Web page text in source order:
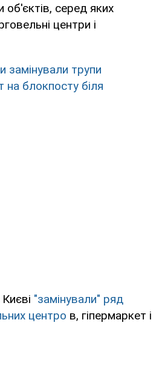
об'єктів, серед яких
центри і
замінували трупи
на блокпосту біля
"замінували" ряд
центро в, гіпермаркет і